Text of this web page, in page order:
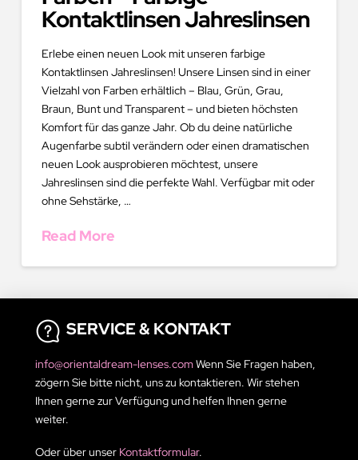
Kontaktlinsen Jahreslinsen
Erlebe einen neuen Look mit unseren farbige
Kontaktlinsen Jahreslinsen! Unsere Linsen sind in einer
Vielzahl von Farben erhältlich – Blau, Grün, Grau,
Braun, Bunt und Transparent – und bieten höchsten
Komfort für das ganze Jahr. Ob du deine natürliche
Augenfarbe subtil verändern oder einen dramatischen
neuen Look ausprobieren möchtest, unsere
Jahreslinsen sind die perfekte Wahl. Verfügbar mit oder
ohne Sehstärke, …
Read More
SERVICE & KONTAKT
info@orientaldream-lenses.comWenn Sie Fragen haben,
zögern Sie bitte nicht, uns zu kontaktieren. Wir stehen
Ihnen gerne zur Verfügung und helfen Ihnen gerne
weiter.
Oder über unser Kontaktformular.